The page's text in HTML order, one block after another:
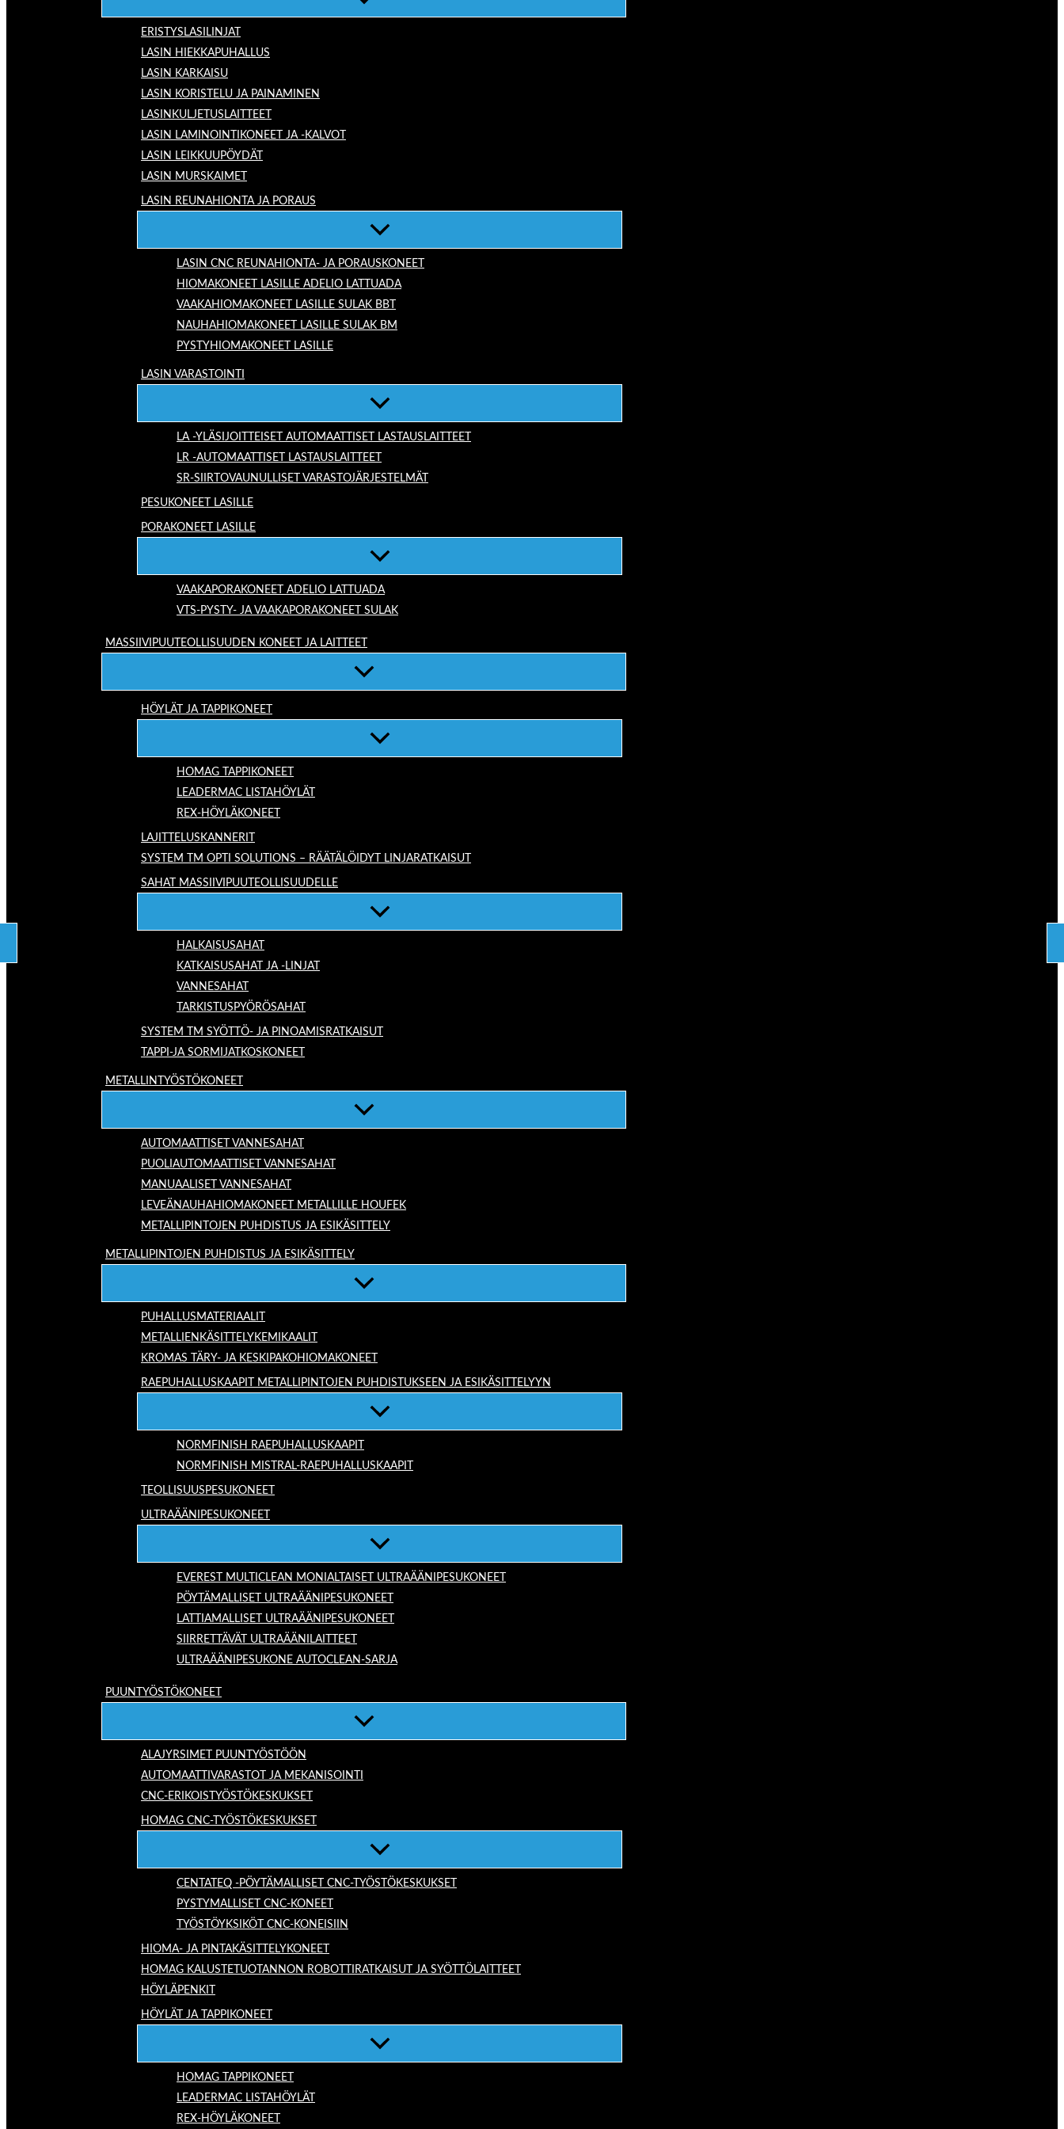
ERISTYSLASILINJAT
LASIN HIEKKAPUHALLUS
LASIN KARKAISU
LASIN KORISTELU JA PAINAMINEN
LASINKULJETUSLAITTEET
LASIN LAMINOINTIKONEET JA -KALVOT
LASIN LEIKKUUPÖYDÄT
LASIN MURSKAIMET
LASIN REUNAHIONTA JA PORAUS
LASIN CNC REUNAHIONTA- JA PORAUSKONEET
HIOMAKONEET LASILLE ADELIO LATTUADA
VAAKAHIOMAKONEET LASILLE SULAK BBT
NAUHAHIOMAKONEET LASILLE SULAK BM
PYSTYHIOMAKONEET LASILLE
LASIN VARASTOINTI
LA -YLÄSIJOITTEISET AUTOMAATTISET LASTAUSLAITTEET
LR -AUTOMAATTISET LASTAUSLAITTEET
SR-SIIRTOVAUNULLISET VARASTOJÄRJESTELMÄT
PESUKONEET LASILLE
PORAKONEET LASILLE
VAAKAPORAKONEET ADELIO LATTUADA
VTS-PYSTY- JA VAAKAPORAKONEET SULAK
MASSIIVIPUUTEOLLISUUDEN KONEET JA LAITTEET
HÖYLÄT JA TAPPIKONEET
HOMAG TAPPIKONEET
LEADERMAC LISTAHÖYLÄT
REX-HÖYLÄKONEET
LAJITTELUSKANNERIT
SYSTEM TM OPTI SOLUTIONS – RÄÄTÄLÖIDYT LINJARATKAISUT
SAHAT MASSIIVIPUUTEOLLISUUDELLE
HALKAISUSAHAT
KATKAISUSAHAT JA -LINJAT
VANNESAHAT
TARKISTUSPYÖRÖSAHAT
SYSTEM TM SYÖTTÖ- JA PINOAMISRATKAISUT
TAPPI-JA SORMIJATKOSKONEET
METALLINTYÖSTÖKONEET
AUTOMAATTISET VANNESAHAT
PUOLIAUTOMAATTISET VANNESAHAT
MANUAALISET VANNESAHAT
LEVEÄNAUHAHIOMAKONEET METALLILLE HOUFEK
METALLIPINTOJEN PUHDISTUS JA ESIKÄSITTELY
METALLIPINTOJEN PUHDISTUS JA ESIKÄSITTELY
PUHALLUSMATERIAALIT
METALLIENKÄSITTELYKEMIKAALIT
KROMAS TÄRY- JA KESKIPAKOHIOMAKONEET
RAEPUHALLUSKAAPIT METALLIPINTOJEN PUHDISTUKSEEN JA ESIKÄSITTELYYN
NORMFINISH RAEPUHALLUSKAAPIT
NORMFINISH MISTRAL-RAEPUHALLUSKAAPIT
TEOLLISUUSPESUKONEET
ULTRAÄÄNIPESUKONEET
EVEREST MULTICLEAN MONIALTAISET ULTRAÄÄNIPESUKONEET
PÖYTÄMALLISET ULTRAÄÄNIPESUKONEET
LATTIAMALLISET ULTRAÄÄNIPESUKONEET
SIIRRETTÄVÄT ULTRAÄÄNILAITTEET
ULTRAÄÄNIPESUKONE AUTOCLEAN-SARJA
PUUNTYÖSTÖKONEET
ALAJYRSIMET PUUNTYÖSTÖÖN
AUTOMAATTIVARASTOT JA MEKANISOINTI
CNC-ERIKOISTYÖSTÖKESKUKSET
HOMAG CNC-TYÖSTÖKESKUKSET
CENTATEQ -PÖYTÄMALLISET CNC-TYÖSTÖKESKUKSET
PYSTYMALLISET CNC-KONEET
TYÖSTÖYKSIKÖT CNC-KONEISIIN
HIOMA- JA PINTAKÄSITTELYKONEET
HOMAG KALUSTETUOTANNON ROBOTTIRATKAISUT JA SYÖTTÖLAITTEET
HÖYLÄPENKIT
HÖYLÄT JA TAPPIKONEET
HOMAG TAPPIKONEET
LEADERMAC LISTAHÖYLÄT
REX-HÖYLÄKONEET